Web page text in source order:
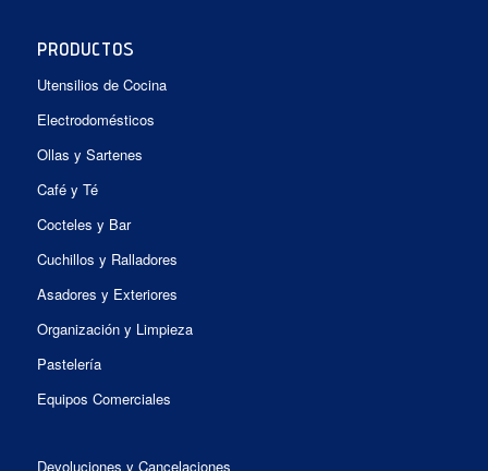
PRODUCTOS
Utensilios de Cocina
Electrodomésticos
Ollas y Sartenes
Café y Té
Cocteles y Bar
Cuchillos y Ralladores
Asadores y Exteriores
Organización y Limpieza
Pastelería
Equipos Comerciales
Devoluciones y Cancelaciones